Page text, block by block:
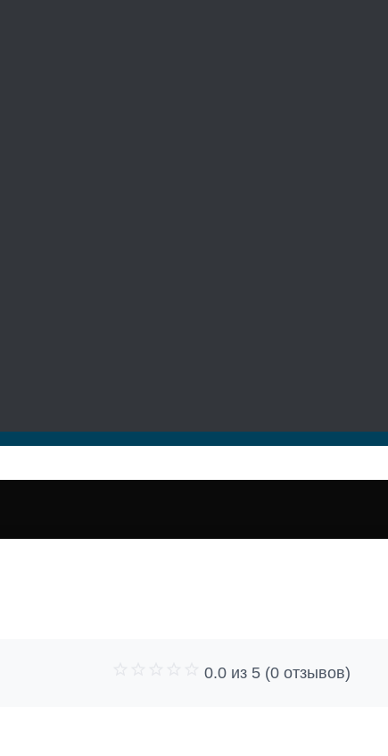
0.0 из 5 (0 отзывов)